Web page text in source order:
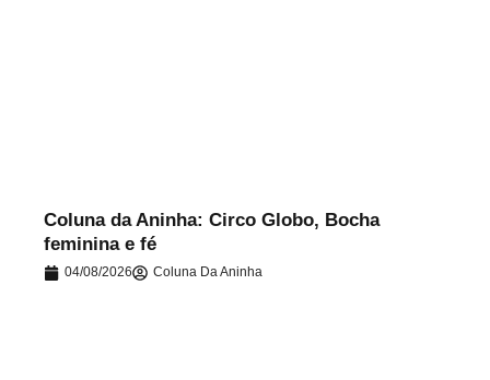
Coluna da Aninha: Circo Globo, Bocha
feminina e fé
04/08/2026 Coluna Da Aninha